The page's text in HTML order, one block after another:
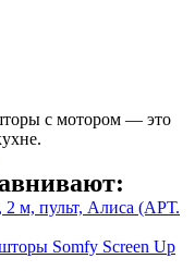
с мотором — это
2 м, пульт, Алиса (АРТ.
Somfy Screen Up